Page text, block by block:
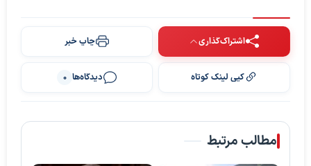
اشتراک‌گذاری چاپ خبر
کپی لینک کوتاه دیدگاه‌ها 0
مطالب مرتبط